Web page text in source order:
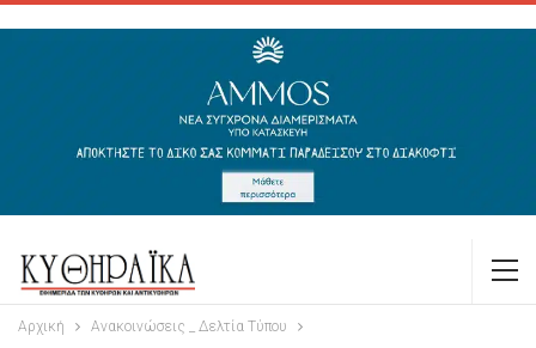
Αρχική Ανακοινώσεις _ Δελτία Τύπου